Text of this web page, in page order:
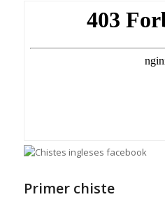
Primer chiste